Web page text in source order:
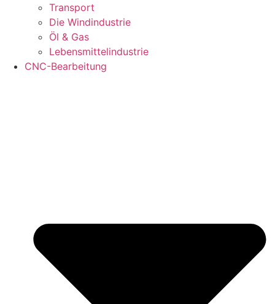
Transport
Die Windindustrie
Öl & Gas
Lebensmittelindustrie
CNC-Bearbeitung